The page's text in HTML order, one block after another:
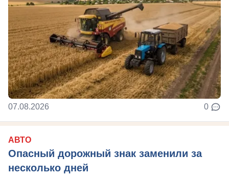
07.08.2026 0
АВТО
Опасный дорожный знак заменили за
несколько дней